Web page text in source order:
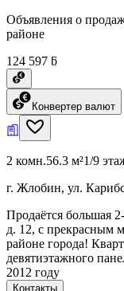
Объявления о
районе
124 597 ƃ
Конвертер валют
2 комн.56.3 м²1/9
г. Жлобин, ул.
Продаётся большая
д. 12, с прекрасным
районе города!
девятиэтажного
2012 году
Контакты